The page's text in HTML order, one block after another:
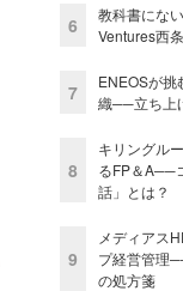
6
教科書にな
Ventures西
7
ENEOSが挑
織──立ち上
8
キリングル
るFP＆A──
話」とは？
9
メディアス
プ経営管理
の処方箋